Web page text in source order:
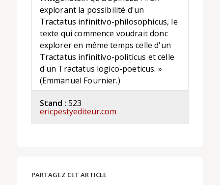
explorant la possibilité d'un
Tractatus infinitivo-philosophicus, le
texte qui commence voudrait donc
explorer en même temps celle d'un
Tractatus infinitivo-politicus et celle
d'un Tractatus logico-poeticus. »
(Emmanuel Fournier.)
Stand : 523
ericpestyediteur.com
PARTAGEZ CET ARTICLE